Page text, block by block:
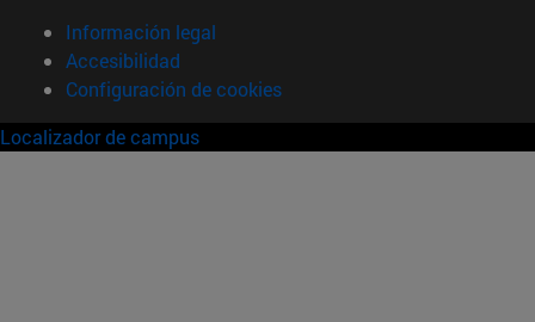
Información legal
Accesibilidad
Configuración de cookies
Localizador de campus